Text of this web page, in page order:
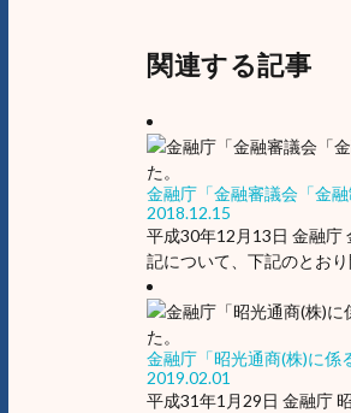
関連する記事
金融庁「金融審議会「金
2018.12.15
平成30年12月13日 金融庁
記について、下記のとお
金融庁「昭光通商(株)に係
2019.02.01
平成31年1月29日 金融庁